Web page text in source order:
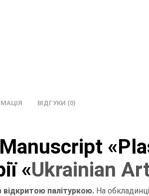
ВІДГУКИ (0)
«Ukrainian
відкритою палітуркою. На